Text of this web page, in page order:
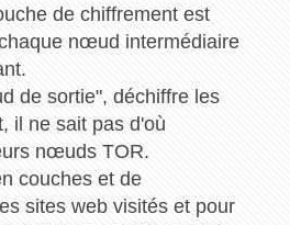
de chiffrement est
nœud intermédiaire
de sortie", déchiffre les
il ne sait pas d'où
nœuds TOR.
couches et de
sites web visités et pour